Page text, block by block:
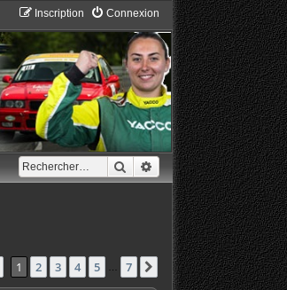
Connexion
Inscription
RechercherRecherche avancée
sur7
1 2 3 4 5 7 Suivant